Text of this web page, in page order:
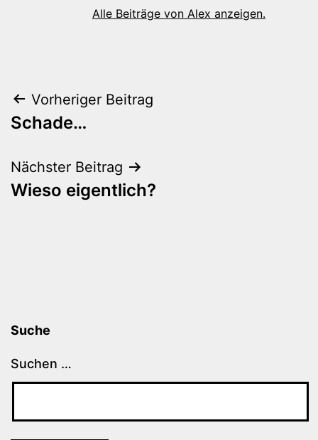
Alle Beiträge von Alex anzeigen.
Beitragsnavigation
Vorheriger Beitrag
Schade…
Nächster Beitrag
Wieso eigentlich?
Suche
Suchen …